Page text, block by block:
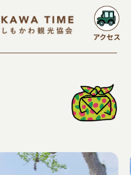
アクセス